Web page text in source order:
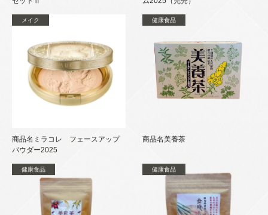
メイク
商品名ミラコレ フェースアップ
パウダー2025
健康食品
商品名美養茶
健康食品 健康食品